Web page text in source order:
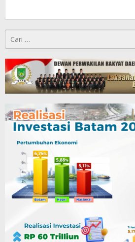
untuk: